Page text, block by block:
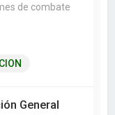
de combate
General